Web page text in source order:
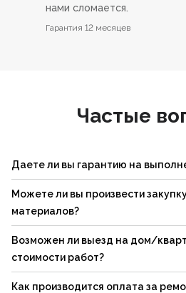
нами сломается.
Гарантия 12 месяцев
Частые
Даете ли вы гарантию на
Можете ли вы произвести
материалов?
Возможен ли выезд на дом/
стоимости работ?
Как производится оплата за